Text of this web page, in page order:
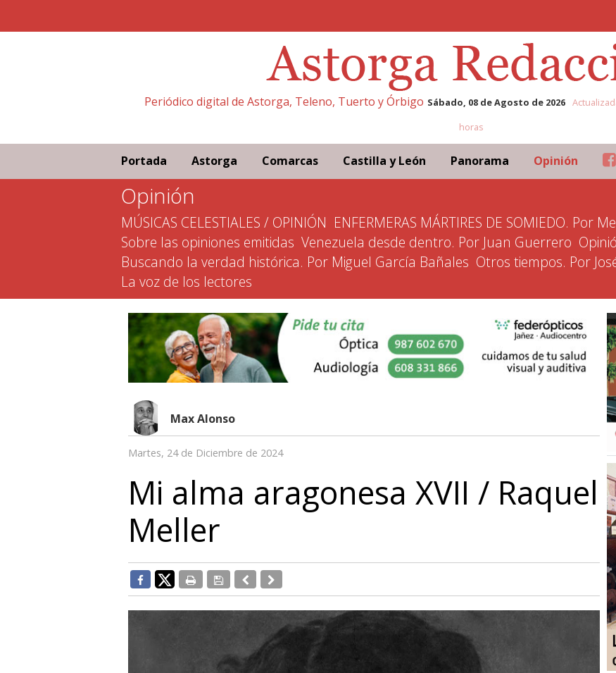
Periódico digital de Astorga, Teleno, Tuerto y Órbigo Sábado, 08 de Agosto de 2026
horas
Portada Astorga Comarcas Castilla y León Panorama Opinión
Opinión
MÚSICAS CELESTIALES / OPINIÓN ENFERMERAS MÁRTIRES DE SOMIEDO. Por
Sobre las opiniones emitidas Venezuela desde dentro. Por Juan Guerrero
Buscando la verdad histórica. Por Miguel García Bañales Otros tiempos. Por
La voz de los lectores
Max Alonso
Martes, 24 de Diciembre de 2024
Mi alma aragonesa XVII / Raquel
Meller